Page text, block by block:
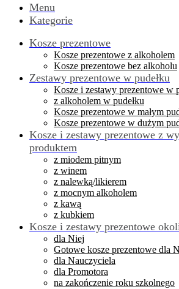
Menu
Kategorie
Kosze prezentowe
Kosze prezentowe z alkoholem
Kosze prezentowe bez alkoholu
Zestawy prezentowe w pudełku
Kosze i zestawy prezentowe w
z alkoholem w pudełku
Kosze prezentowe w małym
Kosze prezentowe w dużym
Kosze i zestawy prezentowe z
produktem
z miodem pitnym
z winem
z nalewką/likierem
z mocnym alkoholem
z kawą
z kubkiem
Kosze i zestawy prezentowe
dla Niej
Gotowe kosze prezentowe dla
dla Nauczyciela
dla Promotora
na zakończenie roku szkolnego